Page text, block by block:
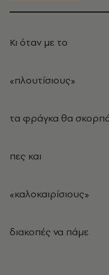
Κι όταν με το
«πλουτίσιους»
τα φράγκα θα
πες και
«καλοκαιρίσιους»
διακοπές να πάμε